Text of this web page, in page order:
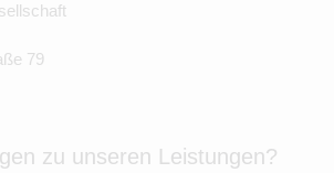
79
zu unseren Leistungen?